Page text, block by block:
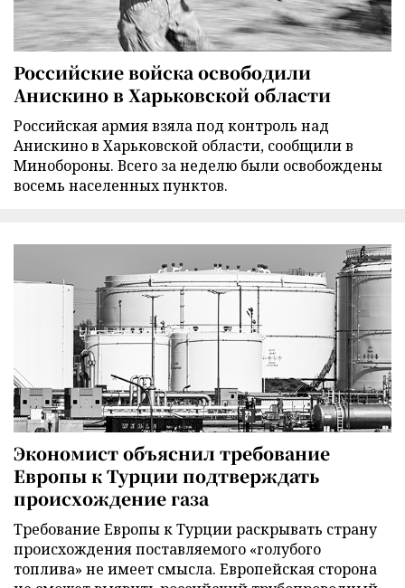
Российские войска освободили
Анискино в Харьковской области
Российская армия взяла под контроль над
Анискино в Харьковской области, сообщили в
Минобороны. Всего за неделю были освобождены
восемь населенных пунктов.
Экономист объяснил требование
Европы к Турции подтверждать
происхождение газа
Требование Европы к Турции раскрывать страну
происхождения поставляемого «голубого
топлива» не имеет смысла. Европейская сторона